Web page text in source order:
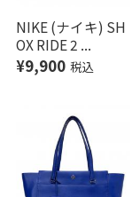
NIKE (ナイキ) SH
OX RIDE 2 ...
¥9,900 税込